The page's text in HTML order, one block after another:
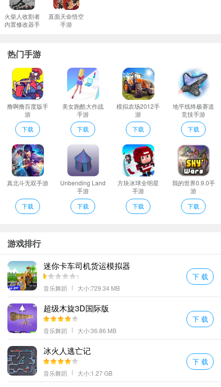
火柴人收割者
内置修改器手
直面天命悟空
手游
热门手游
撸啊撸百度版手
游
下载
美女跑酷大作战
手游
下载
模拟农场2012手
游
下载
地平线终极赛道
竞技手游
下载
真北斗无双手游
下载
Unbending Land
手游
下载
方块冰球全明星
手游
下载
我的世界0.9.0手
游
下载
游戏排行
迷你卡车司机货运模拟器
音乐舞蹈 大小:729.34 MB
下 载
超级木旋3D国际版
音乐舞蹈 大小:36.86 MB
下 载
冰火人逃亡记
音乐舞蹈 大小:1.27 GB
下 载